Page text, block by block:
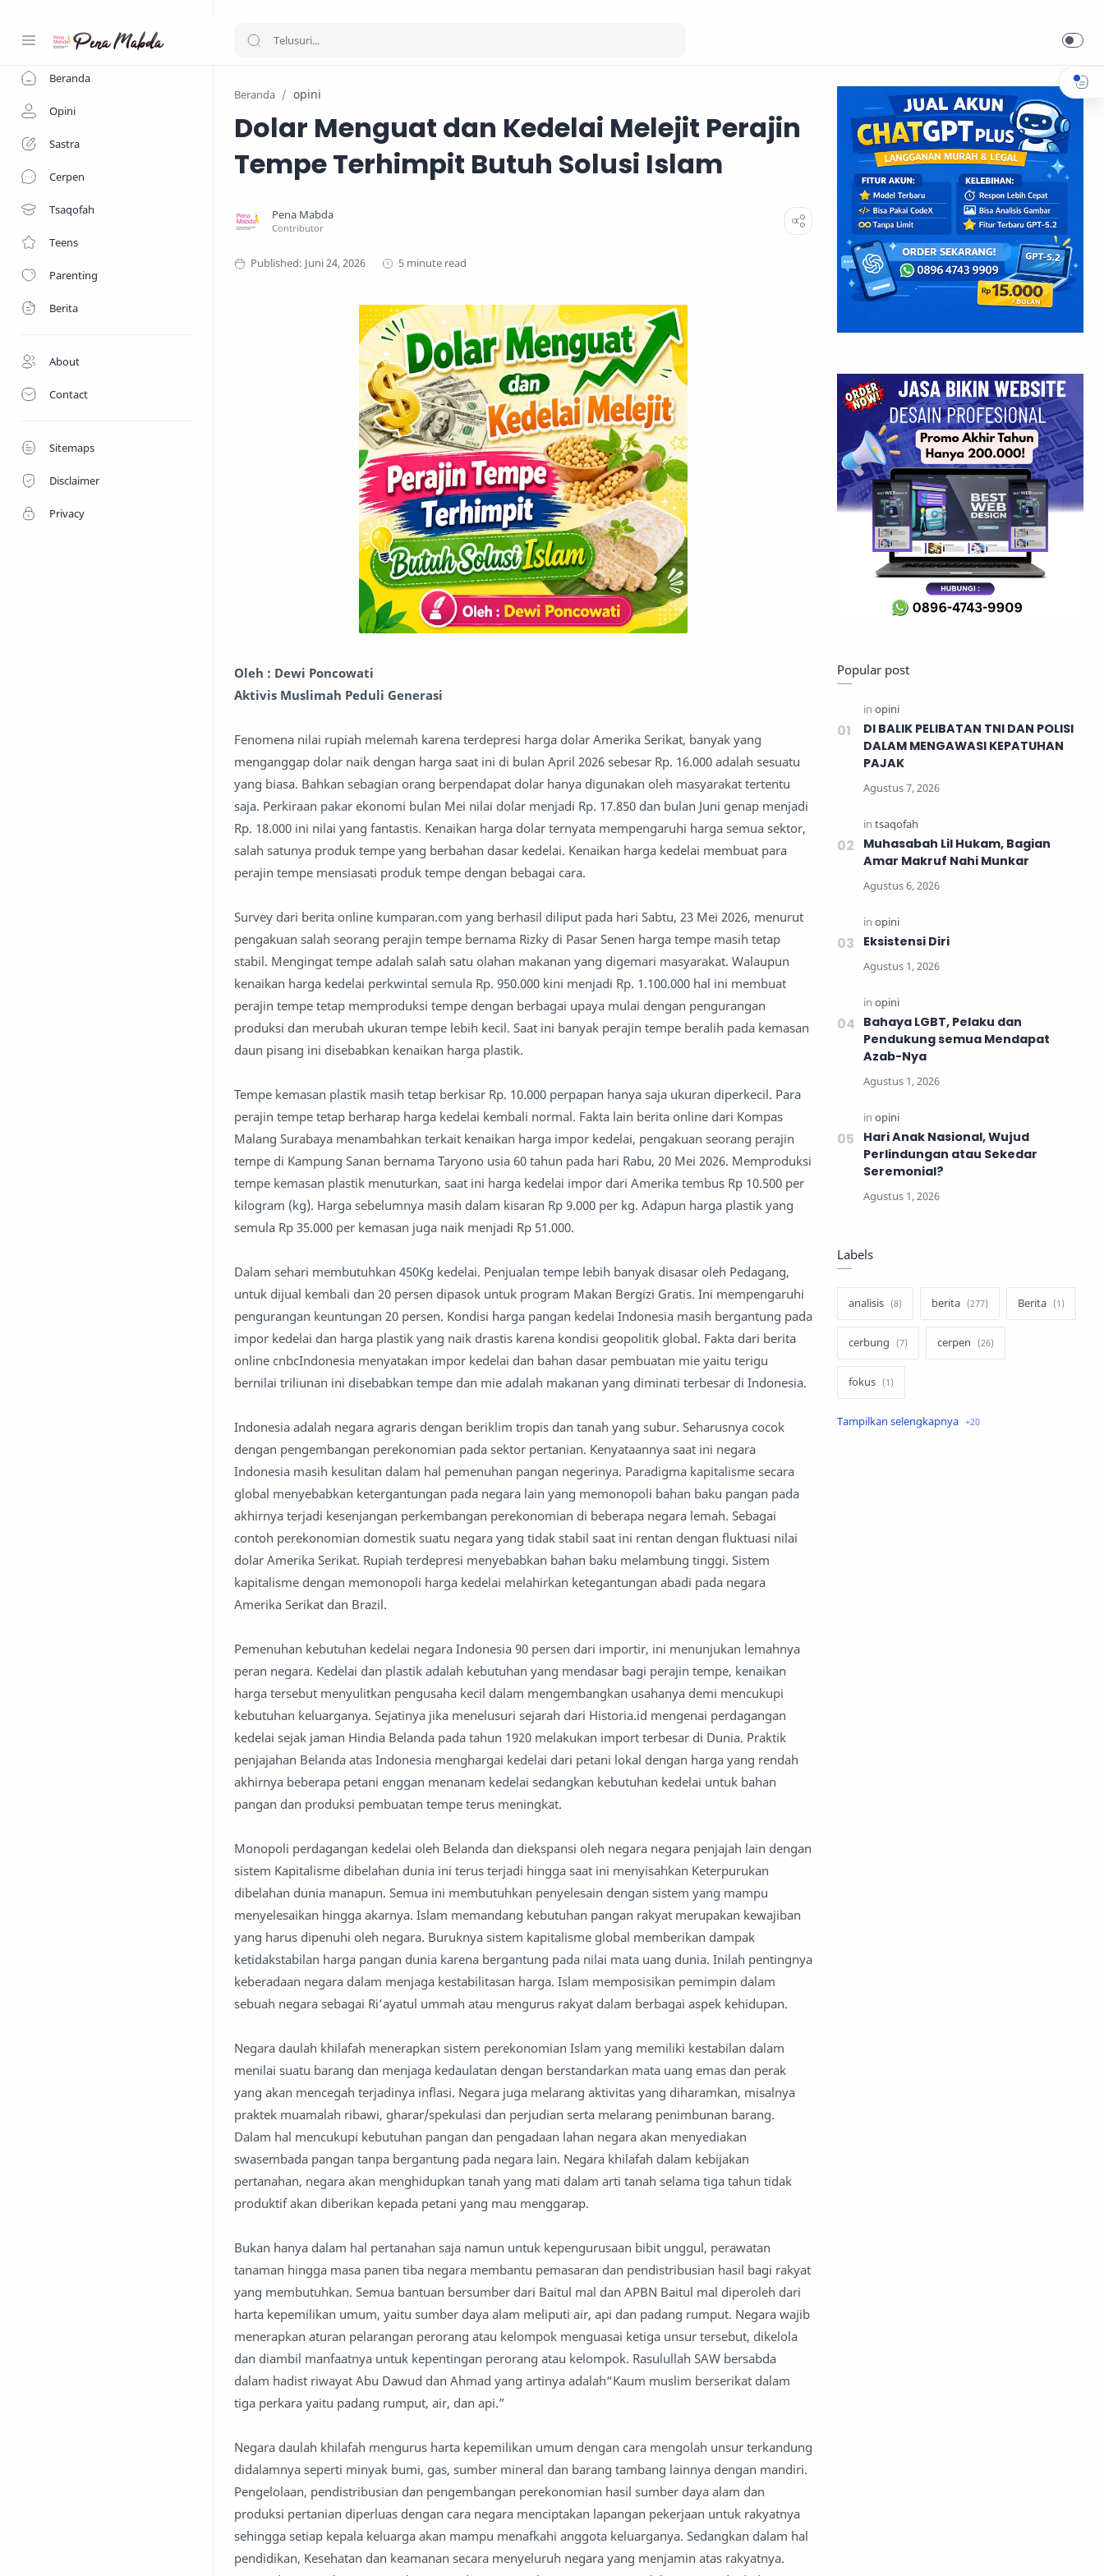
Beranda
Opini
Sastra
Cerpen
Tsaqofah
Teens
Parenting
Berita
About
Contact
Sitemaps
Disclaimer
Privacy
Beranda opini
Dolar Menguat dan Kedelai Melejit Perajin
Tempe Terhimpit Butuh Solusi Islam
5 minute read
Oleh : Dewi Poncowati
Aktivis Muslimah Peduli Generasi
Fenomena nilai rupiah melemah karena terdepresi harga dolar Amerika Serikat, banyak yang
menganggap dolar naik dengan harga saat ini di bulan April 2026 sebesar Rp. 16.000 adalah sesuatu
yang biasa. Bahkan sebagian orang berpendapat dolar hanya digunakan oleh masyarakat tertentu
saja. Perkiraan pakar ekonomi bulan Mei nilai dolar menjadi Rp. 17.850 dan bulan Juni genap menjadi
Rp. 18.000 ini nilai yang fantastis. Kenaikan harga dolar ternyata mempengaruhi harga semua sektor,
salah satunya produk tempe yang berbahan dasar kedelai. Kenaikan harga kedelai membuat para
perajin tempe mensiasati produk tempe dengan bebagai cara.
Survey dari berita online kumparan.com yang berhasil diliput pada hari Sabtu, 23 Mei 2026, menurut
pengakuan salah seorang perajin tempe bernama Rizky di Pasar Senen harga tempe masih tetap
stabil. Mengingat tempe adalah salah satu olahan makanan yang digemari masyarakat. Walaupun
kenaikan harga kedelai perkwintal semula Rp. 950.000 kini menjadi Rp. 1.100.000 hal ini membuat
perajin tempe tetap memproduksi tempe dengan berbagai upaya mulai dengan pengurangan
produksi dan merubah ukuran tempe lebih kecil. Saat ini banyak perajin tempe beralih pada kemasan
daun pisang ini disebabkan kenaikan harga plastik.
Tempe kemasan plastik masih tetap berkisar Rp. 10.000 perpapan hanya saja ukuran diperkecil. Para
perajin tempe tetap berharap harga kedelai kembali normal. Fakta lain berita online dari Kompas
Malang Surabaya menambahkan terkait kenaikan harga impor kedelai, pengakuan seorang perajin
tempe di Kampung Sanan bernama Taryono usia 60 tahun pada hari Rabu, 20 Mei 2026. Memproduksi
tempe kemasan plastik menuturkan, saat ini harga kedelai impor dari Amerika tembus Rp 10.500 per
kilogram (kg). Harga sebelumnya masih dalam kisaran Rp 9.000 per kg. Adapun harga plastik yang
semula Rp 35.000 per kemasan juga naik menjadi Rp 51.000.
Dalam sehari membutuhkan 450Kg kedelai. Penjualan tempe lebih banyak disasar oleh Pedagang,
untuk dijual kembali dan 20 persen dipasok untuk program Makan Bergizi Gratis. Ini mempengaruhi
pengurangan keuntungan 20 persen. Kondisi harga pangan kedelai Indonesia masih bergantung pada
impor kedelai dan harga plastik yang naik drastis karena kondisi geopolitik global. Fakta dari berita
online cnbcIndonesia menyatakan impor kedelai dan bahan dasar pembuatan mie yaitu terigu
bernilai triliunan ini disebabkan tempe dan mie adalah makanan yang diminati terbesar di Indonesia.
Indonesia adalah negara agraris dengan beriklim tropis dan tanah yang subur. Seharusnya cocok
dengan pengembangan perekonomian pada sektor pertanian. Kenyataannya saat ini negara
Indonesia masih kesulitan dalam hal pemenuhan pangan negerinya. Paradigma kapitalisme secara
global menyebabkan ketergantungan pada negara lain yang memonopoli bahan baku pangan pada
akhirnya terjadi kesenjangan perkembangan perekonomian di beberapa negara lemah. Sebagai
contoh perekonomian domestik suatu negara yang tidak stabil saat ini rentan dengan fluktuasi nilai
dolar Amerika Serikat. Rupiah terdepresi menyebabkan bahan baku melambung tinggi. Sistem
kapitalisme dengan memonopoli harga kedelai melahirkan ketegantungan abadi pada negara
Amerika Serikat dan Brazil.
Pemenuhan kebutuhan kedelai negara Indonesia 90 persen dari importir, ini menunjukan lemahnya
peran negara. Kedelai dan plastik adalah kebutuhan yang mendasar bagi perajin tempe, kenaikan
harga tersebut menyulitkan pengusaha kecil dalam mengembangkan usahanya demi mencukupi
kebutuhan keluarganya. Sejatinya jika menelusuri sejarah dari Historia.id mengenai perdagangan
kedelai sejak jaman Hindia Belanda pada tahun 1920 melakukan import terbesar di Dunia. Praktik
penjajahan Belanda atas Indonesia menghargai kedelai dari petani lokal dengan harga yang rendah
akhirnya beberapa petani enggan menanam kedelai sedangkan kebutuhan kedelai untuk bahan
pangan dan produksi pembuatan tempe terus meningkat.
Monopoli perdagangan kedelai oleh Belanda dan diekspansi oleh negara negara penjajah lain dengan
sistem Kapitalisme dibelahan dunia ini terus terjadi hingga saat ini menyisahkan Keterpurukan
dibelahan dunia manapun. Semua ini membutuhkan penyelesain dengan sistem yang mampu
menyelesaikan hingga akarnya. Islam memandang kebutuhan pangan rakyat merupakan kewajiban
yang harus dipenuhi oleh negara. Buruknya sistem kapitalisme global memberikan dampak
ketidakstabilan harga pangan dunia karena bergantung pada nilai mata uang dunia. Inilah pentingnya
keberadaan negara dalam menjaga kestabilitasan harga. Islam memposisikan pemimpin dalam
sebuah negara sebagai Ri’ayatul ummah atau mengurus rakyat dalam berbagai aspek kehidupan.
Negara daulah khilafah menerapkan sistem perekonomian Islam yang memiliki kestabilan dalam
menilai suatu barang dan menjaga kedaulatan dengan berstandarkan mata uang emas dan perak
yang akan mencegah terjadinya inflasi. Negara juga melarang aktivitas yang diharamkan, misalnya
praktek muamalah ribawi, gharar/spekulasi dan perjudian serta melarang penimbunan barang.
Dalam hal mencukupi kebutuhan pangan dan pengadaan lahan negara akan menyediakan
swasembada pangan tanpa bergantung pada negara lain. Negara khilafah dalam kebijakan
pertanahan, negara akan menghidupkan tanah yang mati dalam arti tanah selama tiga tahun tidak
produktif akan diberikan kepada petani yang mau menggarap.
Bukan hanya dalam hal pertanahan saja namun untuk kepengurusaan bibit unggul, perawatan
tanaman hingga masa panen tiba negara membantu pemasaran dan pendistribusian hasil bagi rakyat
yang membutuhkan. Semua bantuan bersumber dari Baitul mal dan APBN Baitul mal diperoleh dari
harta kepemilikan umum, yaitu sumber daya alam meliputi air, api dan padang rumput. Negara wajib
menerapkan aturan pelarangan perorang atau kelompok menguasai ketiga unsur tersebut, dikelola
dan diambil manfaatnya untuk kepentingan perorang atau kelompok. Rasulullah SAW bersabda
dalam hadist riwayat Abu Dawud dan Ahmad yang artinya adalah“Kaum muslim berserikat dalam
tiga perkara yaitu padang rumput, air, dan api.”
Negara daulah khilafah mengurus harta kepemilikan umum dengan cara mengolah unsur terkandung
didalamnya seperti minyak bumi, gas, sumber mineral dan barang tambang lainnya dengan mandiri.
Pengelolaan, pendistribusian dan pengembangan perekonomian hasil sumber daya alam dan
produksi pertanian diperluas dengan cara negara menciptakan lapangan pekerjaan untuk rakyatnya
sehingga setiap kepala keluarga akan mampu menafkahi anggota keluarganya. Sedangkan dalam hal
pendidikan, Kesehatan dan keamanan secara menyeluruh negara yang menjamin atas rakyatnya.
Popular post
DI BALIK PELIBATAN TNI DAN POLISI
DALAM MENGAWASI KEPATUHAN
PAJAK
Muhasabah Lil Hukam, Bagian
Amar Makruf Nahi Munkar
Eksistensi Diri
Bahaya LGBT, Pelaku dan
Pendukung semua Mendapat
Azab-Nya
Hari Anak Nasional, Wujud
Perlindungan atau Sekedar
Seremonial?
Labels
analisis berita Berita
cerbung cerpen
fokus
hukum internasional